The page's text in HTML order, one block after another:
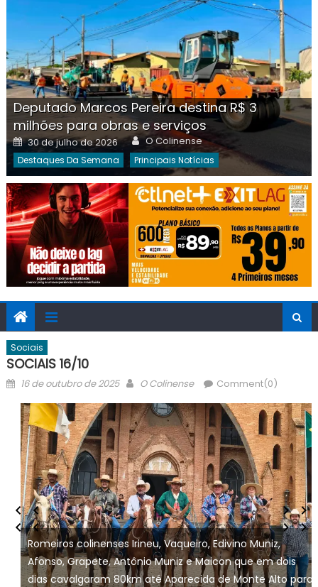
Deputado Marcos Pereira destina R$ 3
milhões para obras e serviços
Posted
on
30 de julho de 2026 Author
O Colinense
Destaques Da Semana Principais Notícias
Sociais
SOCIAIS 16/10
Posted
16 de outubro de 2025 Author
O Colinense Comment(0)
Romeiros colinenses Irineu, Vaqueiro, Edivino Muniz,
Afonso, Grapete, Antônio Muniz e Maicon que em dois
dias cavalgaram 80km até Aparecida de Monte Alto para